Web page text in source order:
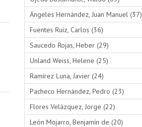
Ángeles Hernández, Juan Manuel (37)
Fuentes Ruiz, Carlos (36)
Saucedo Rojas, Heber (29)
Unland Weiss, Helene (25)
Ramírez Luna, Javier (24)
Pacheco Hernández, Pedro (23)
Flores Velázquez, Jorge (22)
León Mojarro, Benjamín de (20)